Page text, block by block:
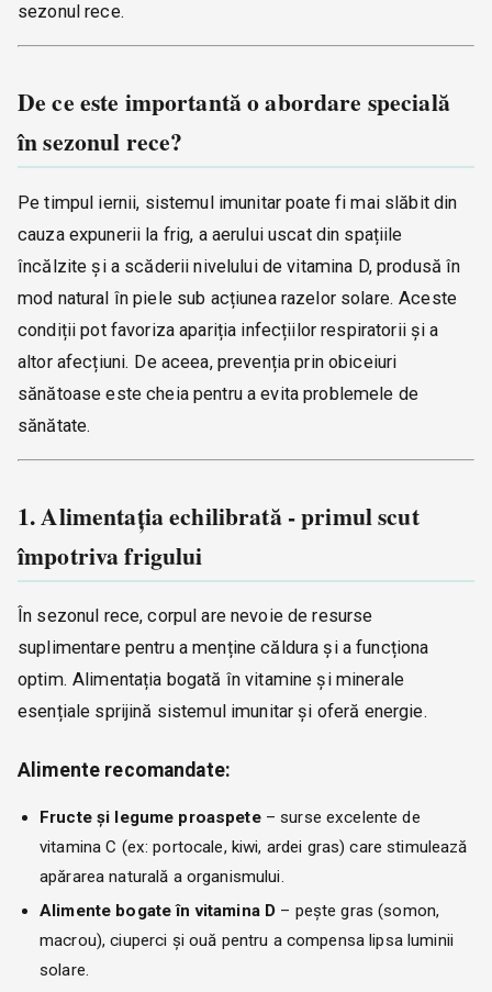
sezonul rece.
De ce este importantă o abordare specială
în sezonul rece?
Pe timpul iernii, sistemul imunitar poate fi mai slăbit din
cauza expunerii la frig, a aerului uscat din spațiile
încălzite și a scăderii nivelului de vitamina D, produsă în
mod natural în piele sub acțiunea razelor solare. Aceste
condiții pot favoriza apariția infecțiilor respiratorii și a
altor afecțiuni. De aceea, prevenția prin obiceiuri
sănătoase este cheia pentru a evita problemele de
sănătate.
1. Alimentația echilibrată - primul scut
împotriva frigului
În sezonul rece, corpul are nevoie de resurse
suplimentare pentru a menține căldura și a funcționa
optim. Alimentația bogată în vitamine și minerale
esențiale sprijină sistemul imunitar și oferă energie.
Alimente recomandate:
Fructe și legume proaspete– surse excelente de
vitamina C (ex: portocale, kiwi, ardei gras) care stimulează
apărarea naturală a organismului.
Alimente bogate în vitamina D – pește gras (somon,
macrou), ciuperci și ouă pentru a compensa lipsa luminii
solare.